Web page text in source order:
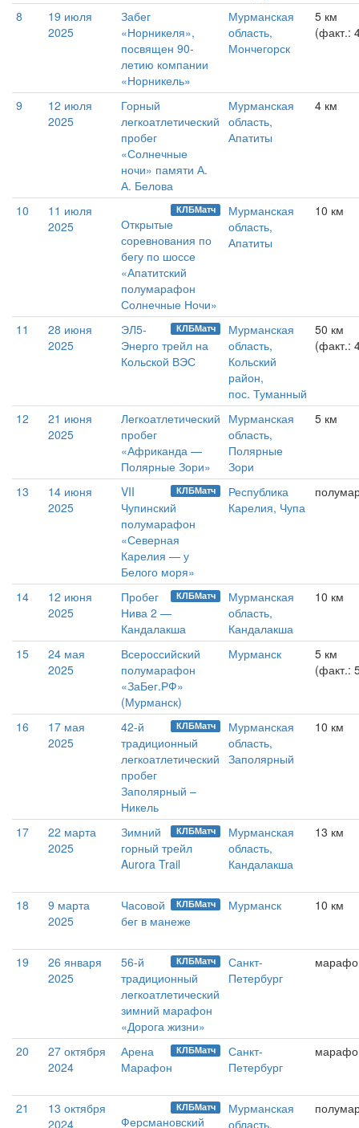
8
19 июля
2025
Забег
«Норникеля»,
посвящен 90-
летию компании
«Норникель»
Мурманская
область,
Мончегорск
5 км
(факт.:
9
12 июля
2025
Горный
легкоатлетический
пробег
«Солнечные
ночи» памяти А.
А. Белова
Мурманская
область,
Апатиты
4 км
10
11 июля
2025
КЛБМатч
Открытые
соревнования по
бегу по шоссе
«Апатитский
полумарафон
Солнечные Ночи»
Мурманская
область,
Апатиты
10 км
11
28 июня
2025
КЛБМатч
ЭЛ5-
Энерго трейл на
Кольской ВЭС
Мурманская
область,
Кольский
район,
пос. Туманный
50 км
(факт.:
12
21 июня
2025
Легкоатлетический
пробег
«Африканда —
Полярные Зори»
Мурманская
область,
Полярные
Зори
5 км
13
14 июня
2025
КЛБМатч
VII
Чупинский
полумарафон
«Северная
Карелия — у
Белого моря»
Республика
Карелия, Чупа
14
12 июня
2025
КЛБМатч
Пробег
Нива 2 —
Кандалакша
Мурманская
область,
Кандалакша
10 км
15
24 мая
2025
Всероссийский
полумарафон
«ЗаБег.РФ»
(Мурманск)
Мурманск
5 км
(факт.:
16
17 мая
2025
КЛБМатч
42-й
традиционный
легкоатлетический
пробег
Заполярный –
Никель
Мурманская
область,
Заполярный
10 км
17
22 марта
2025
КЛБМатч
Зимний
горный трейл
Aurora Trail
Мурманская
область,
Кандалакша
13 км
18
9 марта
2025
КЛБМатч
Часовой
бег в манеже
Мурманск 10 км
19
26 января
2025
КЛБМатч
56-й
традиционный
легкоатлетический
зимний марафон
«Дорога жизни»
Санкт-
Петербург
20
27 октября
2024
КЛБМатч
Арена
Марафон
Санкт-
Петербург
21
13 октября
2024
КЛБМатч
Ферсмановский
Мурманская
область,